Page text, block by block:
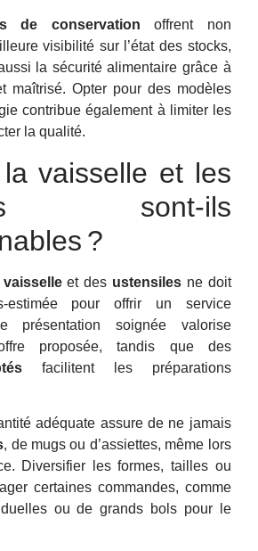
de conservation offrent non
visibilité sur l’état des stocks,
la sécurité alimentaire grâce à
maîtrisé. Opter pour des modèles
contribue également à limiter les
la qualité.
vaisselle et les
sont-ils
?
vaisselleet des ustensiles ne doit
estimée pour offrir un service
présentation soignée valorise
proposée, tandis que des
facilitent les préparations
adéquate assure de ne jamais
, de mugs ou d’assiettes, même lors
Diversifier les formes, tailles ou
certaines commandes, comme
ou de grands bols pour le